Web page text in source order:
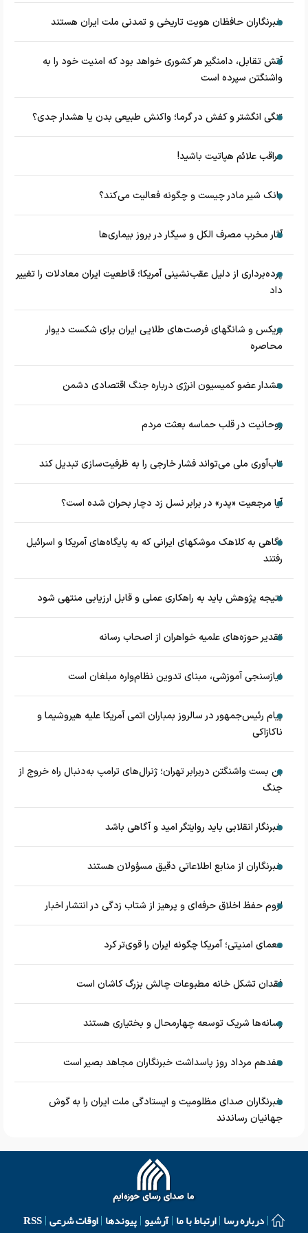
خبرنگاران حافظان هویت تاریخی و تمدنی ملت ایران هستند
آتش تقابل، دامنگیر هر کشوری خواهد بود که امنیت خود را به
واشنگتن سپرده است
تنگی انگشتر و کفش در گرما؛ واکنش طبیعی بدن یا هشدار جدی؟
مراقب علائم هپاتیت باشید!
بانک شیر مادر چیست و چگونه فعالیت می‌کند؟
آثار مخرب مصرف الکل و سیگار در بروز بیماری‌ها
پرده‌برداری از دلیل عقب‌نشینی آمریکا؛ قاطعیت ایران معادلات را تغییر
داد
بریکس و شانگهای فرصت‌های طلایی ایران برای شکست دیوار
محاصره
هشدار عضو کمیسیون انرژی درباره جنگ اقتصادی دشمن
روحانیت در قلب حماسه بعثت مردم
تاب‌آوری ملی می‌تواند فشار خارجی را به ظرفیت‌سازی تبدیل کند
آیا مرجعیت «پدر» در برابر نسل زد دچار بحران شده است؟
نگاهی به کلاهک‎ موشک‎های ایرانی که به پایگاه‌های آمریکا و اسرائیل
رفتند
نتیجه پژوهش باید به راهکاری عملی و قابل ارزیابی منتهی شود
تقدیر حوزه‌های علمیه خواهران از اصحاب رسانه
نیازسنجی آموزشی، مبنای تدوین نظام‌واره مبلغان است
پیام رئیس‌جمهور در سالروز بمباران اتمی آمریکا علیه هیروشیما و
ناکازاکی
بن بست واشنگتن دربرابر تهران؛ ژنرال‌های ترامپ به‌دنبال راه خروج از
جنگ
خبرنگار انقلابی باید روایتگر امید و آگاهی باشد
خبرنگاران از منابع اطلاعاتی دقیق مسؤولان هستند
لزوم حفظ اخلاق حرفه‌ای و پرهیز از شتاب زدگی در انتشار اخبار
معمای امنیتی؛ آمریکا چگونه ایران را قوی‌تر کرد
فقدان تشکل خانه مطبوعات چالش بزرگ کاشان است
رسانه‌ها شریک توسعه چهارمحال و بختیاری هستند
هفدهم مرداد روز پاسداشت خبرنگاران مجاهد بصیر است
خبرنگاران صدای مظلومیت و ایستادگی ملت ایران را به گوش
جهانیان رساندند
درباره رسا ارتباط با ما آرشیو پیوندها اوقات شرعی RSS